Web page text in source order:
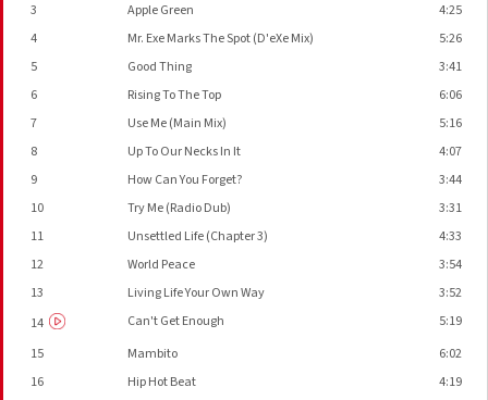
3
Apple Green
4:25
4
Mr. Exe Marks The Spot (D'eXe Mix)
5:26
5
Good Thing
3:41
6
Rising To The Top
6:06
7
Use Me (Main Mix)
5:16
8
Up To Our Necks In It
4:07
9
How Can You Forget?
3:44
10
Try Me (Radio Dub)
3:31
11
Unsettled Life (Chapter 3)
4:33
12
World Peace
3:54
13
Living Life Your Own Way
3:52
14
Can't Get Enough
5:19
15
Mambito
6:02
16
Hip Hot Beat
4:19